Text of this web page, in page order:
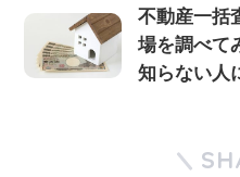
不動産一括
場を調べて
知らない人